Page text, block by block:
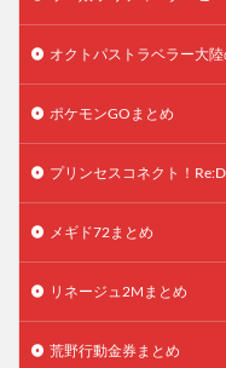
オクトパストラベラー大
ポケモンGOまとめ
プリンセスコネクト！
メギド72まとめ
リネージュ2Mまとめ
荒野行動金券まとめ